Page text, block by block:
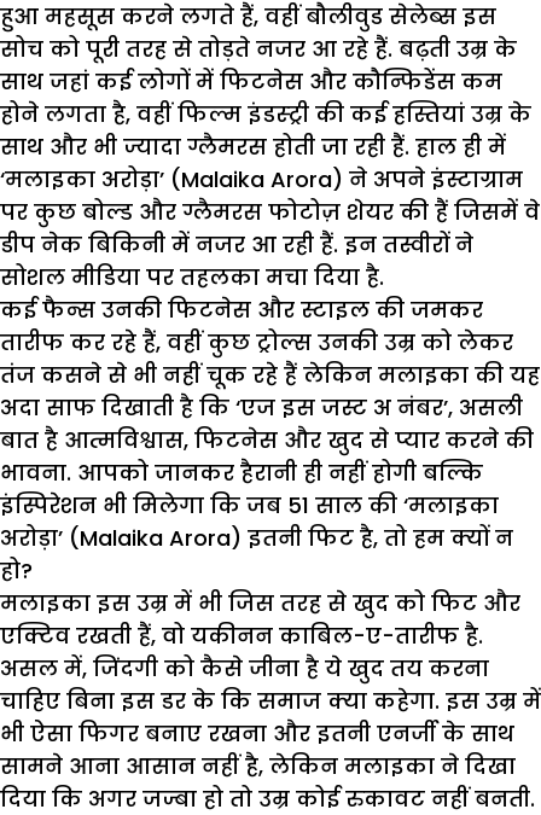
हुआ महसूस करने लगते हैं, वहीं बौलीवुड सेलेब्स इस
सोच को पूरी तरह से तोड़ते नजर आ रहे हैं. बढ़ती उम्र के
साथ जहां कई लोगों में फिटनेस और कौन्फिडेंस कम
होने लगता है, वहीं फिल्म इंडस्ट्री की कई हस्तियां उम्र के
साथ और भी ज्यादा ग्लैमरस होती जा रही हैं. हाल ही में
‘मलाइका अरोड़ा’ (Malaika Arora) ने अपने इंस्टाग्राम
पर कुछ बोल्ड और ग्लैमरस फोटोज़ शेयर की हैं जिसमें वे
डीप नेक बिकिनी में नजर आ रही हैं. इन तस्वीरों ने
सोशल मीडिया पर तहलका मचा दिया है.
कई फैन्स उनकी फिटनेस और स्टाइल की जमकर
तारीफ कर रहे हैं, वहीं कुछ ट्रोल्स उनकी उम्र को लेकर
तंज कसने से भी नहीं चूक रहे हैं लेकिन मलाइका की यह
अदा साफ दिखाती है कि ‘एज इस जस्ट अ नंबर’, असली
बात है आत्मविश्वास, फिटनेस और खुद से प्यार करने की
भावना. आपको जानकर हैरानी ही नहीं होगी बल्कि
इंस्पिरेशन भी मिलेगा कि जब 51 साल की ‘मलाइका
अरोड़ा’ (Malaika Arora) इतनी फिट है, तो हम क्यों न
हो?
मलाइका इस उम्र में भी जिस तरह से खुद को फिट और
एक्टिव रखती हैं, वो यकीनन काबिल-ए-तारीफ है.
असल में, जिंदगी को कैसे जीना है ये खुद तय करना
चाहिए बिना इस डर के कि समाज क्या कहेगा. इस उम्र में
भी ऐसा फिगर बनाए रखना और इतनी एनर्जी के साथ
सामने आना आसान नहीं है, लेकिन मलाइका ने दिखा
दिया कि अगर जज्बा हो तो उम्र कोई रुकावट नहीं बनती.